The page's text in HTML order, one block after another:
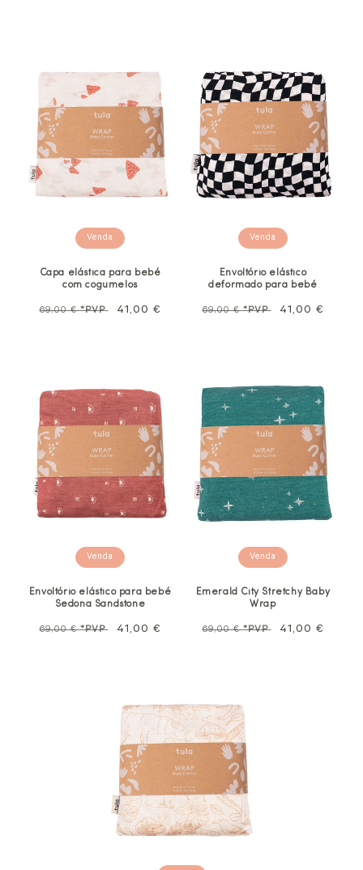
Venda
Capa elástica para bebé
com cogumelos
Preço
69,00 €*PVP
Preço
41,00 €
Venda
Envoltório elástico
deformado para bebé
Preço
69,00 €*PVP
Preço
41,00 €
Venda
Envoltório elástico para bebé
Sedona Sandstone
Preço
69,00 €*PVP
Preço
41,00 €
Venda
Emerald City Stretchy Baby
Wrap
Preço
69,00 €*PVP
Preço
41,00 €